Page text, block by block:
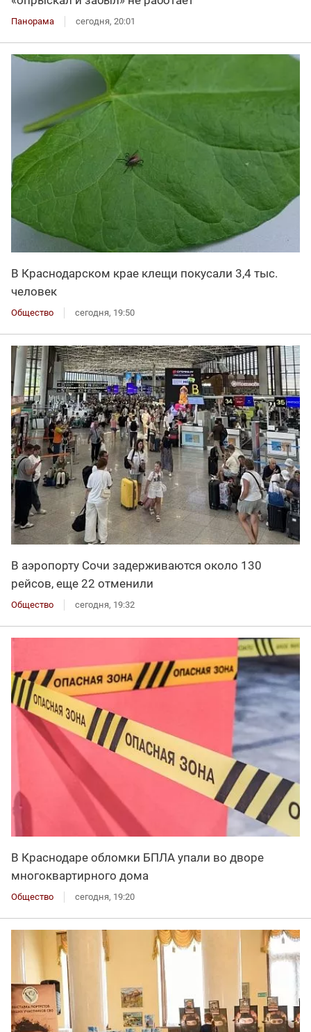
Панорама сегодня, 20:01
В Краснодарском крае клещи покусали 3,4 тыс.
человек
Общество сегодня, 19:50
В аэропорту Сочи задерживаются около 130
рейсов, еще 22 отменили
Общество сегодня, 19:32
В Краснодаре обломки БПЛА упали во дворе
многоквартирного дома
Общество сегодня, 19:20